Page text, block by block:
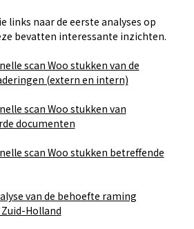
links naar de eerste analyses op
bevatten interessante inzichten.
scan Woo stukken van de
(extern en intern)
scan Woo stukken van
documenten
scan Woo stukken betreffende
van de behoefte raming
Holland